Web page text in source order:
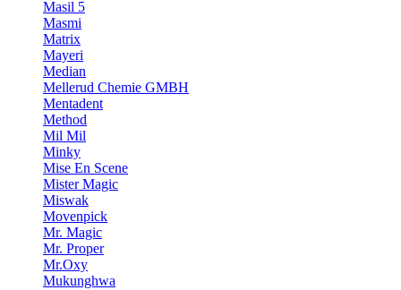
Masil 5
Masmi
Matrix
Mayeri
Median
Mellerud Chemie GMBH
Mentadent
Method
Mil Mil
Minky
Mise En Scene
Mister Magic
Miswak
Movenpick
Mr. Magic
Mr. Proper
Mr.Oxy
Mukunghwa